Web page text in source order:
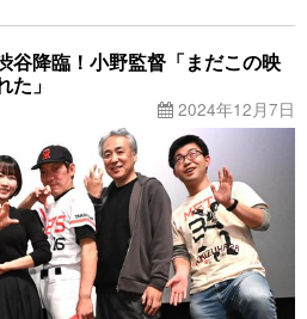
谷降臨！小野監督「まだこの映
」
2024年12月7日